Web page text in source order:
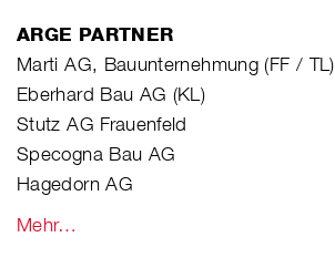
ARGE PARTNER
Marti AG, Bauunternehmung (FF / TL)
Eberhard Bau AG (KL)
Stutz AG Frauenfeld
Specogna Bau AG
Hagedorn AG
Mehr…